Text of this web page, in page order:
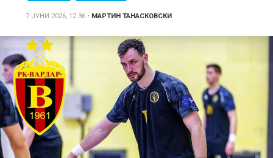
7 ЈУНИ 2026, 12:36 • МАРТИН ТАНАСКОВСКИ